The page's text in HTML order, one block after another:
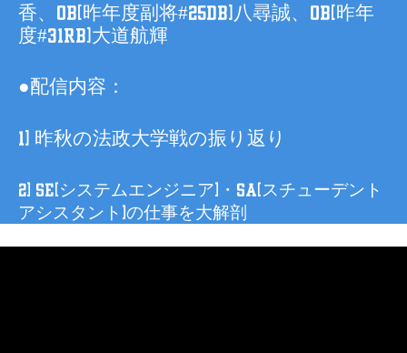
香、OB(昨年度副将#25DB)八尋誠、OB(昨年
度#31RB)大道航輝
●配信内容：
1) 昨秋の法政大学戦の振り返り
2) SE(システムエンジニア)・SA(スチューデント
アシスタント)の仕事を大解剖